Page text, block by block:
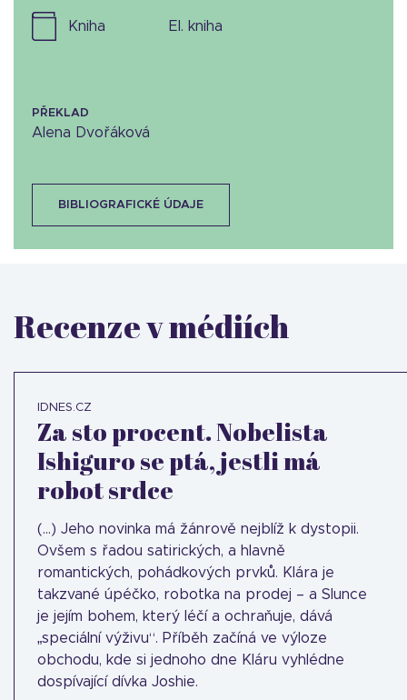
kniha el. kniha
PŘEKLAD
Alena Dvořáková
BIBLIOGRAFICKÉ ÚDAJE
Recenze v médiích
IDNES.CZ
Za sto procent. Nobelista
Ishiguro se ptá, jestli má
robot srdce
(...) Jeho novinka má žánrově nejblíž k dystopii.
Ovšem s řadou satirických, a hlavně
romantických, pohádkových prvků. Klára je
takzvané úpéčko, robotka na prodej – a Slunce
je jejím bohem, který léčí a ochraňuje, dává
„speciální výživu“. Příběh začíná ve výloze
obchodu, kde si jednoho dne Kláru vyhlédne
dospívající dívka Joshie.